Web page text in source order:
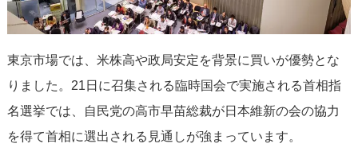
東京市場では、米株高や政局安定を背景に買いが優勢とな
りました。21日に召集される臨時国会で実施される首相指
名選挙では、自民党の高市早苗総裁が日本維新の会の協力
を得て首相に選出される見通しが強まっています。